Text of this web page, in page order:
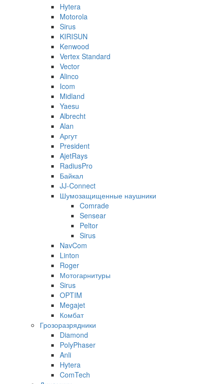
Hytera
Motorola
Sirus
KIRISUN
Kenwood
Vertex Standard
Vector
Alinco
Icom
Midland
Yaesu
Albrecht
Alan
Аргут
President
AjetRays
RadiusPro
Байкал
JJ-Connect
Шумозащищенные наушники
Comrade
Sensear
Peltor
Sirus
NavCom
Linton
Roger
Мотогарнитуры
Sirus
OPTIM
Megajet
Комбат
Грозоразрядники
Diamond
PolyPhaser
Anli
Hytera
ComTech